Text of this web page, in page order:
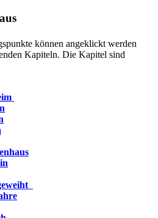
können angeklickt werden
Kapiteln. Die Kapitel sind